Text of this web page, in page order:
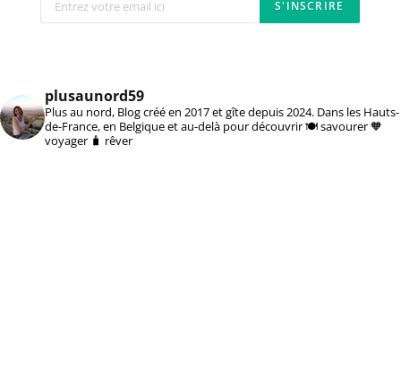
plusaunord59
Plus au nord, Blog créé en 2017 et gîte depuis 2024. Dans les Hauts-
de-France, en Belgique et au-delà pour découvrir 🍽️ savourer 🧡
voyager 🧳 rêver